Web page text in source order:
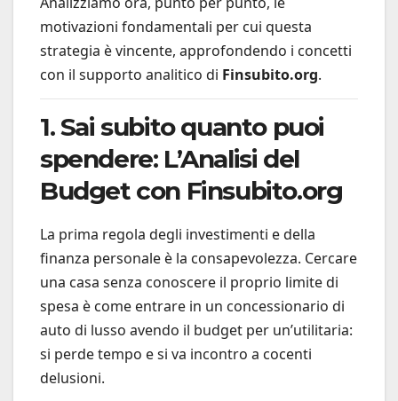
motivazioni fondamentali per cui questa
strategia è vincente, approfondendo i concetti
con il supporto analitico di Finsubito.org.
1. Sai subito quanto puoi
spendere: L’Analisi del
Budget con Finsubito.org
La prima regola degli investimenti e della
finanza personale è la consapevolezza. Cercare
una casa senza conoscere il proprio limite di
spesa è come entrare in un concessionario di
auto di lusso avendo il budget per un’utilitaria:
si perde tempo e si va incontro a cocenti
delusioni.